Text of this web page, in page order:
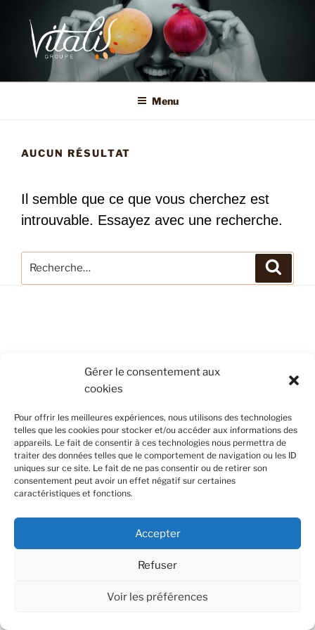
Gérer le consentement aux
cookies
Pour offrir les meilleures expériences, nous utilisons des technologies
telles que les cookies pour stocker et/ou accéder aux informations des
appareils. Le fait de consentir à ces technologies nous permettra de
traiter des données telles que le comportement de navigation ou les ID
uniques sur ce site. Le fait de ne pas consentir ou de retirer son
consentement peut avoir un effet négatif sur certaines
caractéristiques et fonctions.
Accepter
Refuser
Voir les préférences
contenu
principal
RÉSEAU VITALIS
Menu
AUCUN RÉSULTAT
Il semble que ce que vous cherchez est
introuvable. Essayez avec une recherche.
pour
Mentions légales et Politique de confidentialité
Fièrement propulsé par WordPress